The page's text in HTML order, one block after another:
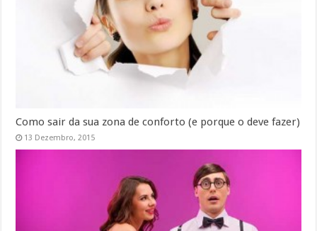
Como sair da sua zona de conforto (e porque o deve fazer)
13 Dezembro, 2015